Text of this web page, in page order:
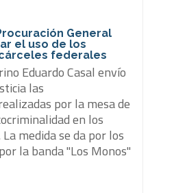
General
el uso de los
federales
Eduardo Casal envío
las
por la mesa de
en los
medida se da por los
la banda "Los Monos"